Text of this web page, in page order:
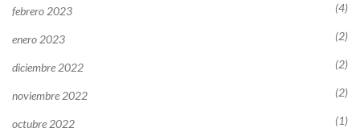
febrero 2023 (4)
enero 2023 (2)
diciembre 2022 (2)
noviembre 2022 (2)
octubre 2022 (1)